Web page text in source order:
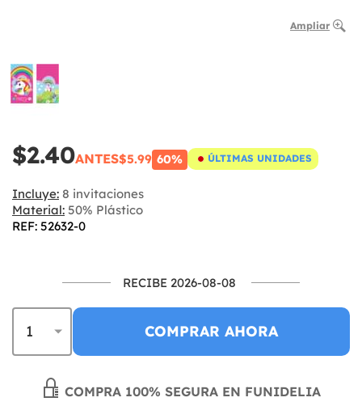
Ampliar
$2.40ANTES$5.99 60% ÚLTIMAS UNIDADES
Incluye: 8 invitaciones
Material: 50% Plástico
REF: 52632-0
RECIBE 2026-08-08
COMPRAR AHORA
COMPRA 100% SEGURA EN FUNIDELIA